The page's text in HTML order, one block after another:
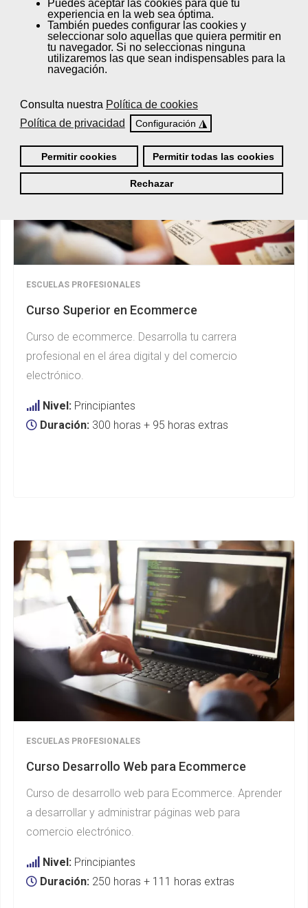
Puedes aceptarlas cookies para que tu
experiencia en la web sea óptima.
También puedes configurarlas cookies y
seleccionar solo aquellas que quiera permitir en
tu navegador. Si no seleccionas ninguna
utilizaremos las que sean indispensables para la
navegación.
Consulta nuestra Política de cookies
Política de privacidad
Configuración ◮
Permitir cookies Permitir todas las cookies
Rechazar
ESCUELAS PROFESIONALES
Curso Superior en Ecommerce
Curso de ecommerce. Desarrolla tu carrera
profesional en el área digital y del comercio
electrónico.
Nivel: Principiantes
Duración: 300 horas + 95 horas extras
ESCUELAS PROFESIONALES
Curso Desarrollo Web para Ecommerce
Curso de desarrollo web para Ecommerce. Aprender
a desarrollar y administrar páginas web para
comercio electrónico.
Nivel: Principiantes
Duración: 250 horas + 111 horas extras